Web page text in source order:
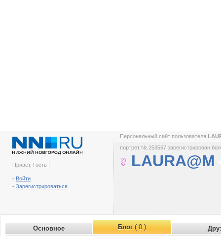
Привет, Гость !
- Войти
- Зарегистрироваться
Персональный сайт пользователя
портрет № 253567 зарегистрирован
LAURA@M
Основное Блог( 0 )